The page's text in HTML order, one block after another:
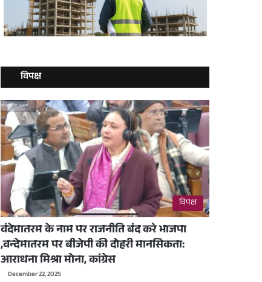
विपक्ष
विपक्ष
वंदेमातरम के नाम पर राजनीति बंद करे भाजपा
,वन्देमातरम पर बीजेपी की दोहरी मानसिकता:
आराधना मिश्रा मोना, कांग्रेस
December 22, 2025